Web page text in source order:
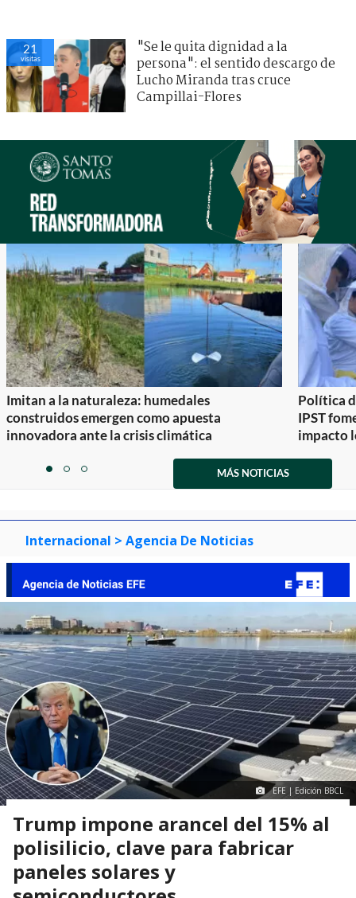
21
visitas
"Se le quita dignidad a la
persona": el sentido descargo de
Lucho Miranda tras cruce
Campillai-Flores
Imitan a la naturaleza: humedales
construidos emergen como apuesta
innovadora ante la crisis climática
Política
IPST
impacto
itemitemitem
MÁS NOTICIAS
Internacional > Agencia De Noticias
EFE | Edición BBCL
Trump impone arancel del 15% al
polisilicio, clave para fabricar
paneles solares y